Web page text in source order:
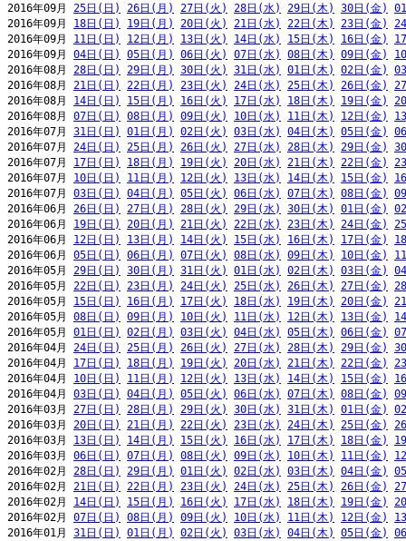
2016年09月 25日(日) 26日(月) 27日(火) 28日(水) 29日(木) 30日(金)
2016年09月 18日(日) 19日(月) 20日(火) 21日(水) 22日(木) 23日(金)
2016年09月 11日(日) 12日(月) 13日(火) 14日(水) 15日(木) 16日(金)
2016年09月 04日(日) 05日(月) 06日(火) 07日(水) 08日(木) 09日(金)
2016年08月 28日(日) 29日(月) 30日(火) 31日(水) 01日(木) 02日(金)
2016年08月 21日(日) 22日(月) 23日(火) 24日(水) 25日(木) 26日(金)
2016年08月 14日(日) 15日(月) 16日(火) 17日(水) 18日(木) 19日(金)
2016年08月 07日(日) 08日(月) 09日(火) 10日(水) 11日(木) 12日(金)
2016年07月 31日(日) 01日(月) 02日(火) 03日(水) 04日(木) 05日(金)
2016年07月 24日(日) 25日(月) 26日(火) 27日(水) 28日(木) 29日(金)
2016年07月 17日(日) 18日(月) 19日(火) 20日(水) 21日(木) 22日(金)
2016年07月 10日(日) 11日(月) 12日(火) 13日(水) 14日(木) 15日(金)
2016年07月 03日(日) 04日(月) 05日(火) 06日(水) 07日(木) 08日(金)
2016年06月 26日(日) 27日(月) 28日(火) 29日(水) 30日(木) 01日(金)
2016年06月 19日(日) 20日(月) 21日(火) 22日(水) 23日(木) 24日(金)
2016年06月 12日(日) 13日(月) 14日(火) 15日(水) 16日(木) 17日(金)
2016年06月 05日(日) 06日(月) 07日(火) 08日(水) 09日(木) 10日(金)
2016年05月 29日(日) 30日(月) 31日(火) 01日(水) 02日(木) 03日(金)
2016年05月 22日(日) 23日(月) 24日(火) 25日(水) 26日(木) 27日(金)
2016年05月 15日(日) 16日(月) 17日(火) 18日(水) 19日(木) 20日(金)
2016年05月 08日(日) 09日(月) 10日(火) 11日(水) 12日(木) 13日(金)
2016年05月 01日(日) 02日(月) 03日(火) 04日(水) 05日(木) 06日(金)
2016年04月 24日(日) 25日(月) 26日(火) 27日(水) 28日(木) 29日(金)
2016年04月 17日(日) 18日(月) 19日(火) 20日(水) 21日(木) 22日(金)
2016年04月 10日(日) 11日(月) 12日(火) 13日(水) 14日(木) 15日(金)
2016年04月 03日(日) 04日(月) 05日(火) 06日(水) 07日(木) 08日(金)
2016年03月 27日(日) 28日(月) 29日(火) 30日(水) 31日(木) 01日(金)
2016年03月 20日(日) 21日(月) 22日(火) 23日(水) 24日(木) 25日(金)
2016年03月 13日(日) 14日(月) 15日(火) 16日(水) 17日(木) 18日(金)
2016年03月 06日(日) 07日(月) 08日(火) 09日(水) 10日(木) 11日(金)
2016年02月 28日(日) 29日(月) 01日(火) 02日(水) 03日(木) 04日(金)
2016年02月 21日(日) 22日(月) 23日(火) 24日(水) 25日(木) 26日(金)
2016年02月 14日(日) 15日(月) 16日(火) 17日(水) 18日(木) 19日(金)
2016年02月 07日(日) 08日(月) 09日(火) 10日(水) 11日(木) 12日(金)
2016年01月 31日(日) 01日(月) 02日(火) 03日(水) 04日(木) 05日(金)